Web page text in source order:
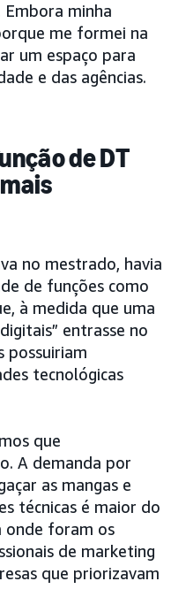
Embora minha
me formei na
um espaço para
e das agências.
de DT
no mestrado, havia
de funções como
à medida que uma
entrasse no
possuiriam
tecnológicas
que
A demanda por
as mangas e
técnicas é maior do
onde foram os
de marketing
que priorizavam